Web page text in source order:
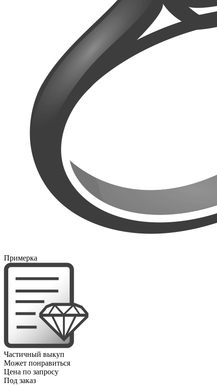
Примерка
Частичный выкуп
Может понравиться
Цена по запросу
Под заказ